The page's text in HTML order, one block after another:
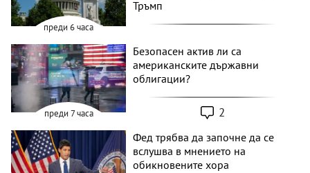
преди 6 часа
Тръмп
преди 7 часа
Безопасен актив ли са
американските държавни
облигации?
2
Фед трябва да започне да се
вслушва в мнението на
обикновените хора